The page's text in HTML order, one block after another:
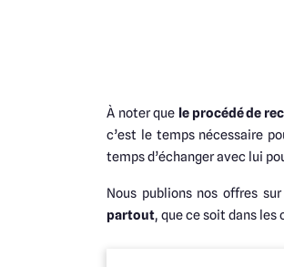
À noter que le procédé de
c’est le temps nécessaire
temps d’échanger avec lui
Nous publions nos offres
partout, que ce soit dans